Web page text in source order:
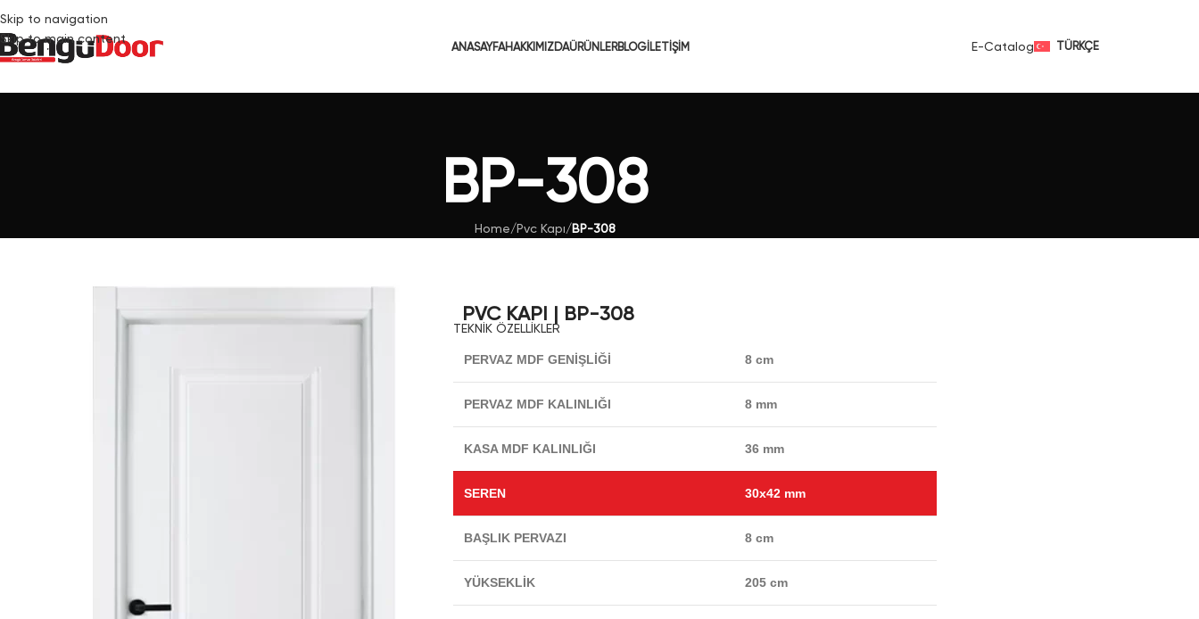
Skip to navigation
Skip to main content
ANASAYFAHAKKIMIZDAÜRÜNLERBLOGİLETIŞIM E-Catalog TÜRKÇE
BP-308
Home/Pvc Kapı/BP-308
PVC KAPI | BP-308
TEKNİK ÖZELLİKLER
PERVAZ MDF GENİŞLİĞİ 8 cm
PERVAZ MDF KALINLIĞI 8 mm
KASA MDF KALINLIĞI 36 mm
SEREN 30x42 mm
BAŞLIK PERVAZI 8 cm
YÜKSEKLİK 205 cm